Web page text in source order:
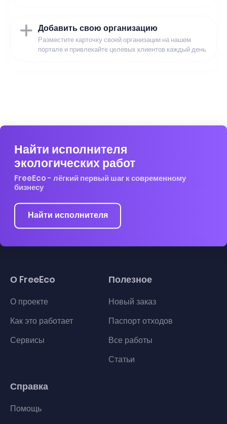
Добавить свою организацию
Разместите карточку своей организации на нашем
портале и привлекайте целевых клиентов каждый день
Найти исполнителя
экологических работ
FreeEco - лёгкий первый шаг к современному
бизнесу
Найти исполнителя
О FreeEco
О проекте
Как это работает
Сервисы
Полезное
Новый заказ
Паспорт отходов
Все работы
Статьи
Справка
Помощь